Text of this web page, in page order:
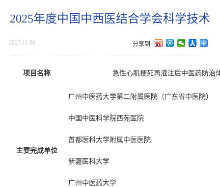
2025年度中国中西医结合学会科学技术
2025.11.06 分享到:
项目名称 急性心肌梗死再灌注后中医药防治
主要完成单位
广州中医药大学第二附属医院（广东省中医院）
中国中医科学院西苑医院
首都医科大学附属中医医院
新疆医科大学
广州中医药大学